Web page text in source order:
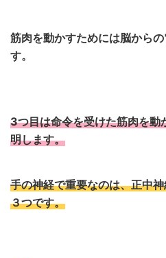
筋肉を動かすためには脳から
す。
3つ目は命令を受けた筋肉を動
明します。
手の神経で重要なのは、正中
３つです。